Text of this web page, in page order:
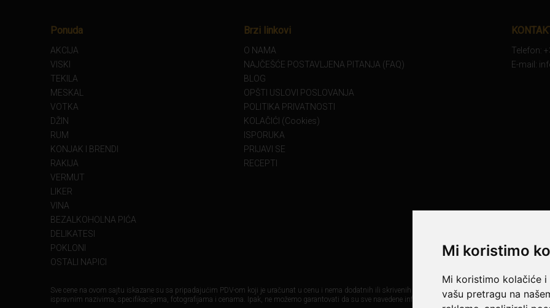
Mi koristimo
Mi koristimo kolačiće
vašu pretragu na
Ponuda
AKCIJA
VISKI
TEKILA
MESKAL
VOTKA
DŽIN
RUM
KONJAK I BRENDI
RAKIJA
VERMUT
LIKER
VINA
BEZALKOHOLNA PIĆA
DELIKATESI
POKLONI
OSTALI NAPICI
Brzi linkovi
O NAMA
NAJČEŠĆE POSTAVLJENA PITANJA (FAQ)
BLOG
OPŠTI USLOVI POSLOVANJA
POLITIKA PRIVATNOSTI
KOLAČIĆI (Cookies)
ISPORUKA
PRIJAVI SE
RECEPTI
Telefon:
E-mail:
Sve cene na ovom sajtu iskazane su sa pripadajućim PDV-om koji je uračunat u cenu i nema dodatnih ili skrivenih troškova. Mi maksimalno koristimo sve
ispravnim nazivima, specifikacijama, fotografijama i cenama. Ipak, ne možemo garantovati da su sve navedene informacije i fotografije proizvoda na ovom